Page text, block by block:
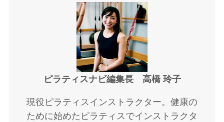
ピラティスナビ編集長 高橋 玲子
現役ピラティスインストラクター。健康の
ために始めたピラティスでインストラクタ